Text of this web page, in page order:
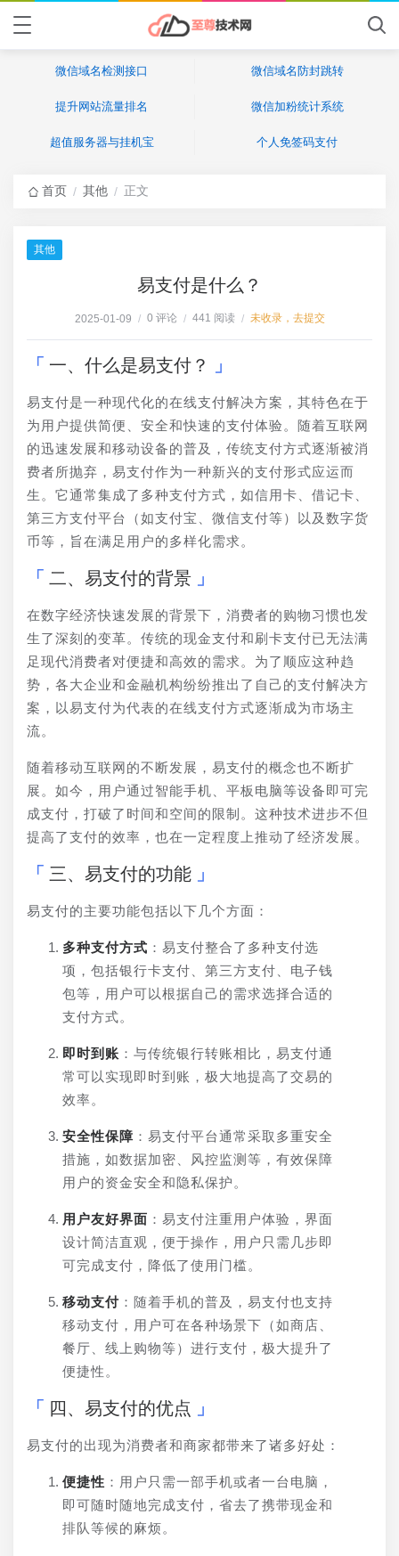
微信域名检测接口 微信域名防封跳转
提升网站流量排名 微信加粉统计系统
超值服务器与挂机宝 个人免签码支付
首页 / 其他 / 正文
其他
易支付是什么？
2025-01-09 / 0 评论 / 441 阅读 / 未收录，去提交
一、什么是易支付？
易支付是一种现代化的在线支付解决方案，其特色在于
为用户提供简便、安全和快速的支付体验。随着互联网
的迅速发展和移动设备的普及，传统支付方式逐渐被消
费者所抛弃，易支付作为一种新兴的支付形式应运而
生。它通常集成了多种支付方式，如信用卡、借记卡、
第三方支付平台（如支付宝、微信支付等）以及数字货
币等，旨在满足用户的多样化需求。
二、易支付的背景
在数字经济快速发展的背景下，消费者的购物习惯也发
生了深刻的变革。传统的现金支付和刷卡支付已无法满
足现代消费者对便捷和高效的需求。为了顺应这种趋
势，各大企业和金融机构纷纷推出了自己的支付解决方
案，以易支付为代表的在线支付方式逐渐成为市场主
流。
随着移动互联网的不断发展，易支付的概念也不断扩
展。如今，用户通过智能手机、平板电脑等设备即可完
成支付，打破了时间和空间的限制。这种技术进步不但
提高了支付的效率，也在一定程度上推动了经济发展。
三、易支付的功能
易支付的主要功能包括以下几个方面：
多种支付方式 ：易支付整合了多种支付选
项，包括银行卡支付、第三方支付、电子钱
包等，用户可以根据自己的需求选择合适的
支付方式。
即时到账 ：与传统银行转账相比，易支付通
常可以实现即时到账，极大地提高了交易的
效率。
安全性保障 ：易支付平台通常采取多重安全
措施，如数据加密、风控监测等，有效保障
用户的资金安全和隐私保护。
用户友好界面 ：易支付注重用户体验，界面
设计简洁直观，便于操作，用户只需几步即
可完成支付，降低了使用门槛。
移动支付 ：随着手机的普及，易支付也支持
移动支付，用户可在各种场景下（如商店、
餐厅、线上购物等）进行支付，极大提升了
便捷性。
四、易支付的优点
易支付的出现为消费者和商家都带来了诸多好处：
便捷性 ：用户只需一部手机或者一台电脑，
即可随时随地完成支付，省去了携带现金和
排队等候的麻烦。